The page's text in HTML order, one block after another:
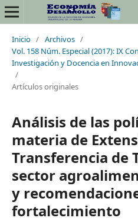
Inicio / Archivos /
Vol. 158 Núm. Especial (2017): IX
Investigación y Docencia en
/
Artículos originales
Análisis de las
materia de
Transferencia de
sector
y
fortalecimiento